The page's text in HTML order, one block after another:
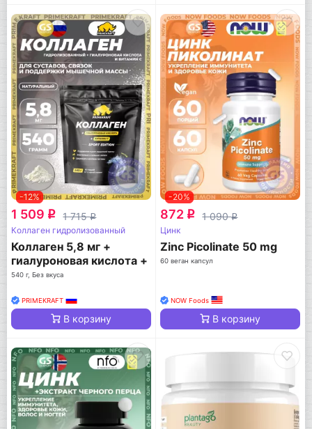
-12%
1 509 q 1 715q
Коллаген гидролизованный
Коллаген 5,8 мг +
гиалуроновая кислота +
витамин С
540 г, Без вкуса
PRIMEKRAFT
В корзину
-20%
872 q 1 090q
Цинк
Zinc Picolinate 50 mg
60 веган капсул
NOW Foods
В корзину